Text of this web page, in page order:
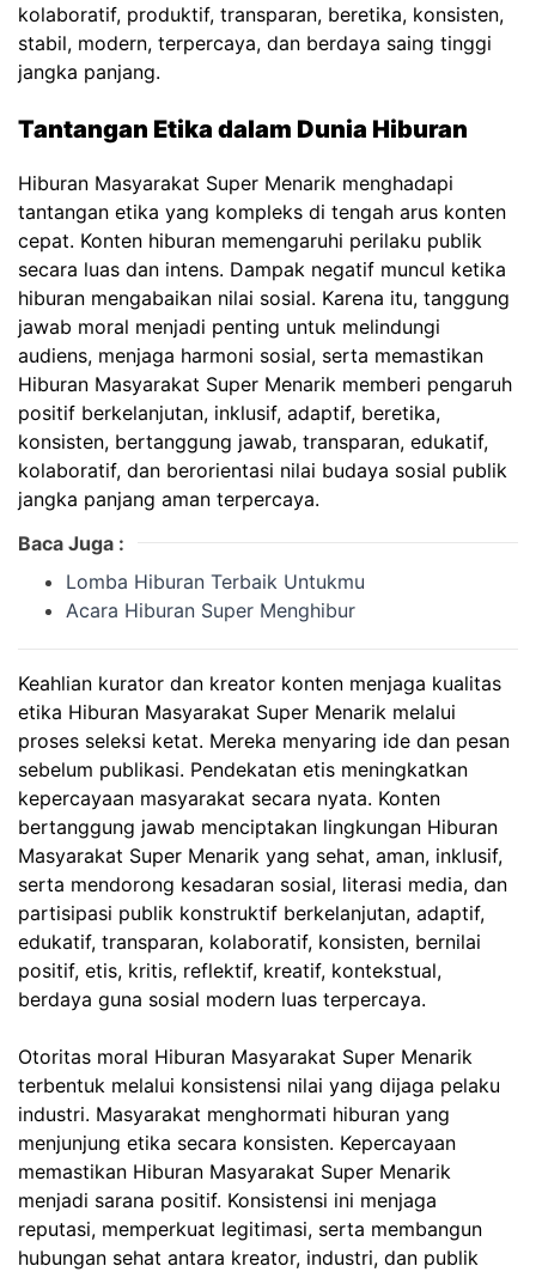
kolaboratif, produktif, transparan, beretika, konsisten,
stabil, modern, terpercaya, dan berdaya saing tinggi
jangka panjang.
Tantangan Etika dalam Dunia Hiburan
Hiburan Masyarakat Super Menarik menghadapi
tantangan etika yang kompleks di tengah arus konten
cepat. Konten hiburan memengaruhi perilaku publik
secara luas dan intens. Dampak negatif muncul ketika
hiburan mengabaikan nilai sosial. Karena itu, tanggung
jawab moral menjadi penting untuk melindungi
audiens, menjaga harmoni sosial, serta memastikan
Hiburan Masyarakat Super Menarik memberi pengaruh
positif berkelanjutan, inklusif, adaptif, beretika,
konsisten, bertanggung jawab, transparan, edukatif,
kolaboratif, dan berorientasi nilai budaya sosial publik
jangka panjang aman terpercaya.
Baca Juga :
Lomba Hiburan Terbaik Untukmu
Acara Hiburan Super Menghibur
Keahlian kurator dan kreator konten menjaga kualitas
etika Hiburan Masyarakat Super Menarik melalui
proses seleksi ketat. Mereka menyaring ide dan pesan
sebelum publikasi. Pendekatan etis meningkatkan
kepercayaan masyarakat secara nyata. Konten
bertanggung jawab menciptakan lingkungan Hiburan
Masyarakat Super Menarik yang sehat, aman, inklusif,
serta mendorong kesadaran sosial, literasi media, dan
partisipasi publik konstruktif berkelanjutan, adaptif,
edukatif, transparan, kolaboratif, konsisten, bernilai
positif, etis, kritis, reflektif, kreatif, kontekstual,
berdaya guna sosial modern luas terpercaya.
Otoritas moral Hiburan Masyarakat Super Menarik
terbentuk melalui konsistensi nilai yang dijaga pelaku
industri. Masyarakat menghormati hiburan yang
menjunjung etika secara konsisten. Kepercayaan
memastikan Hiburan Masyarakat Super Menarik
menjadi sarana positif. Konsistensi ini menjaga
reputasi, memperkuat legitimasi, serta membangun
hubungan sehat antara kreator, industri, dan publik